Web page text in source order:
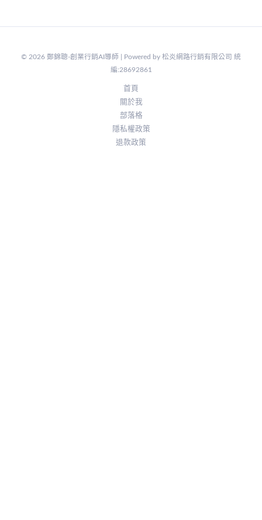
© 2026 鄭錦聰-創業行銷AI導師 | Powered by 松炎網路行銷有限公司 統
編:28692861
首頁
關於我
部落格
隱私權政策
退款政策